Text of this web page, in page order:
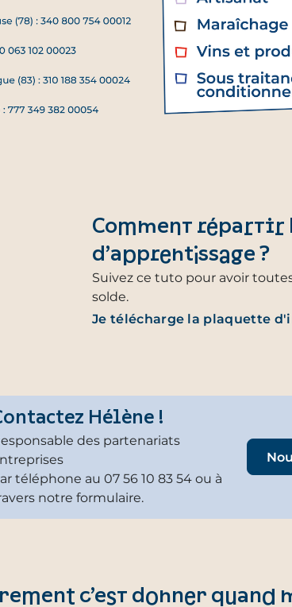
Comment répartir
d’apprentissage ?
Suivez ce tuto pour avoir
solde.
Je télécharge la plaquette
Hélène !
des partenariats
téléphone au 07 56 10 83 54 ou à
notre formulaire.
c’est donner quand